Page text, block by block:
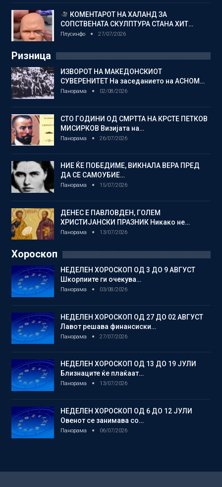
КОМЕНТАРОТ НА ХАЛАНД ЗА
СОПСТВЕНАТА СКУЛПТУРА СТАНА ХИТ…
Плусинфо 27/07/2026
Ризница
ИЗВОРОТ НА МАКЕДОНСКИОТ
СУВЕРЕНИТЕТ На заседанието на АСНОМ…
Панорама 02/08/2026
СТО ГОДИНИ ОД СМРТТА НА КРСТЕ ПЕТКОВ
МИСИРКОВ Визијата на…
Панорама 26/07/2026
НИЕ ЌЕ ПОБЕДИМЕ, ВИКНАЛА ВЕРА ПРЕД
ДА СЕ САМОУБИЕ…
Панорама 15/07/2026
ДЕНЕС Е ПАВЛОВДЕН, ГОЛЕМ
ХРИСТИЈАНСКИ ПРАЗНИК Никако не…
Панорама 13/07/2026
Хороскоп
НЕДЕЛЕН ХОРОСКОП ОД 3 ДО 9 АВГУСТ
Шкорпиите ги очекува…
Панорама 03/08/2026
НЕДЕЛЕН ХОРОСКОП ОД 27 ДО 02 АВГУСТ
Лавот решава финансиски…
Панорама 27/07/2026
НЕДЕЛЕН ХОРОСКОП ОД 13 ДО 19 ЈУЛИ
Близнаците ќе плаќаат…
Панорама 13/07/2026
НЕДЕЛЕН ХОРОСКОП ОД 6 ДО 12 ЈУЛИ
Овенот се занимава со…
Панорама 06/07/2026